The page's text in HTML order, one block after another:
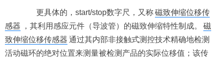
更具体的，start/stop数字尺，又称磁致伸缩位移传
感器
，其利用感应元件（导波管）的磁致伸缩特性制成。
磁
致伸缩位移传感器 通过其内部非接触式测控技术精确地检测
活动磁环的绝对位置来测量被检测产品的实际位移值；该传